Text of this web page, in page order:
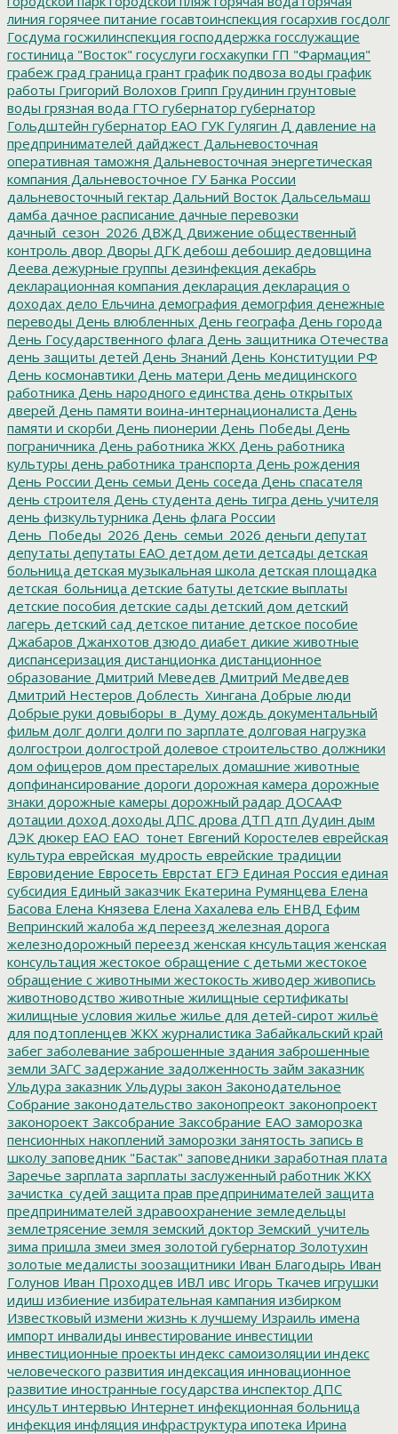
линия горячее питание госавтоинспекция госархив госдолг
Госдума госжилинспекция господдержка госслужащие
гостиница "Восток" госуслуги госхакупки ГП "Фармация"
грабеж град граница грант график подвоза воды график
работы Григорий Волохов Грипп Грудинин грунтовые
воды грязная вода ГТО губернатор губернатор
Гольдштейн губернатор ЕАО ГУК Гулягин Д давление на
предпринимателей дайджест Дальневосточная
оперативная таможня Дальневосточная энергетическая
компания Дальневосточное ГУ Банка России
дальневосточный гектар Дальний Восток Дальсельмаш
дамба дачное расписание дачные перевозки
дачный_сезон_2026 ДВЖД Движение общественный
контроль двор Дворы ДГК дебош дебошир дедовщина
Деева дежурные группы дезинфекция декабрь
декларационная компания декларация декларация о
доходах дело Ельчина демография демогрфия денежные
переводы День влюбленных День географа День города
День Государственного флага День защитника Отечества
день защиты детей День Знаний День Конституции РФ
День космонавтики День матери День медицинского
работника День народного единства день открытых
дверей День памяти воина-интернационалиста День
памяти и скорби День пионерии День Победы День
пограничника День работника ЖКХ День работника
культуры день работника транспорта День рождения
День России День семьи День соседа День спасателя
день строителя День студента день тигра день учителя
день физкультурника День флага России
День_Победы_2026 День_семьи_2026 деньги депутат
депутаты депутаты ЕАО детдом дети детсады детская
больница детская музыкальная школа детская площадка
детская_больница детские батуты детские выплаты
детские пособия детские сады детский дом детский
лагерь детский сад детское питание детское пособие
Джабаров Джанхотов дзюдо диабет дикие животные
диспансеризация дистанционка дистанционное
образование Дмитрий Меведев Дмитрий Медведев
Дмитрий Нестеров Доблесть_Хингана Добрые люди
Добрые руки довыборы_в_Думу дождь документальный
фильм долг долги долги по зарплате долговая нагрузка
долгострои долгострой долевое строительство должники
дом офицеров дом престарелых домашние животные
допфинансирование дороги дорожная камера дорожные
знаки дорожные камеры дорожный радар ДОСААФ
дотации доход доходы ДПС дрова ДТП дтп Дудин дым
ДЭК дюкер ЕАО ЕАО_тонет Евгений Коростелев еврейская
культура еврейская_мудрость еврейские традиции
Евровидение Евросеть Еврстат ЕГЭ Единая Россия единая
субсидия Единый заказчик Екатерина Румянцева Елена
Басова Елена Князева Елена Хахалева ель ЕНВД Ефим
Вепринский жалоба жд переезд железная дорога
железнодорожный переезд женская кнсультация женская
консультация жестокое обращение с детьми жестокое
обращение с животными жестокость живодер живопись
животноводство животные жилищные сертификаты
жилищные условия жилье жилье для детей-сирот жильё
для подтопленцев ЖКХ журналистика Забайкальский край
забег заболевание заброшенные здания заброшенные
земли ЗАГС задержание задолженность займ заказник
Ульдура заказник Ульдуры закон Законодательное
Собрание законодательство законопреокт законопроект
законороект Заксобрание Заксобрание ЕАО заморозка
пенсионных накоплений заморозки занятость запись в
школу заповедник "Бастак" заповедники заработная плата
Заречье зарплата зарплаты заслуженный работник ЖКХ
зачистка_судей защита прав предпринимателей защита
предпринимателей здравоохранение земледельцы
землетрясение земля земский доктор Земский_учитель
зима пришла змеи змея золотой губернатор Золотухин
золотые медалисты зоозащитники Иван Благодырь Иван
Голунов Иван Проходцев ИВЛ ивс Игорь Ткачев игрушки
идиш избиение избирательная кампания избирком
Известковый измени жизнь к лучшему Израиль имена
импорт инвалиды инвестирование инвестиции
инвестиционные проекты индекс самоизоляции индекс
человеческого развития индексация инновационное
развитие иностранные государства инспектор ДПС
инсульт интервью Интернет инфекционная больница
инфекция инфляция инфраструктура ипотека Ирина